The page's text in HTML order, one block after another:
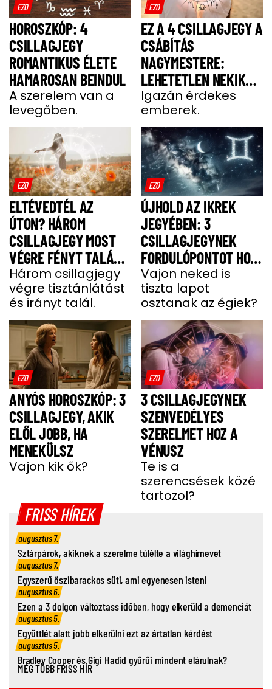
EZO
HOROSZKÓP: 4
CSILLAGJEGY
ROMANTIKUS ÉLETE
HAMAROSAN BEINDUL
A szerelem van a
levegőben.
EZO
EZ A 4 CSILLAGJEGY A
CSÁBÍTÁS
NAGYMESTERE:
LEHETETLEN NEKIK
ELLENÁLLNI
Igazán érdekes
emberek.
EZO
ELTÉVEDTÉL AZ
ÚTON? HÁROM
CSILLAGJEGY MOST
VÉGRE FÉNYT TALÁL A
SÖTÉTSÉGBEN –
KÖZTÜK VAGY?
Három csillagjegy
végre tisztánlátást
és irányt talál.
EZO
ÚJHOLD AZ IKREK
JEGYÉBEN: 3
CSILLAGJEGYNEK
FORDULÓPONTOT HOZ
AZ ÉLETÉBE
Vajon neked is
tiszta lapot
osztanak az égiek?
EZO
ANYÓS HOROSZKÓP: 3
CSILLAGJEGY, AKIK
ELŐL JOBB, HA
MENEKÜLSZ
Vajon kik ők?
EZO
3 CSILLAGJEGYNEK
SZENVEDÉLYES
SZERELMET HOZ A
VÉNUSZ
Te is a
szerencsések közé
tartozol?
FRISS HÍREK
augusztus 7.
Sztárpárok, akiknek a szerelme túlélte a világhírnevet
augusztus 7.
Egyszerű őszibarackos süti, ami egyenesen isteni
augusztus 6.
Ezen a 3 dolgon változtass időben, hogy elkerüld a demenciát
augusztus 5.
Együttlét alatt jobb elkerülni ezt az ártatlan kérdést
augusztus 5.
Bradley Cooper és Gigi Hadid gyűrűi mindent elárulnak?
MÉG TÖBB FRISS HÍR